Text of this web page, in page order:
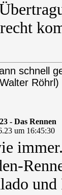
schnell
Röhrl)
- Das Rennen
um 16:45:30